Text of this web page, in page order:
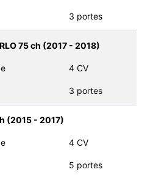
3 portes
75 ch (2017 - 2018)
4 CV
3 portes
(2015 - 2017)
4 CV
5 portes